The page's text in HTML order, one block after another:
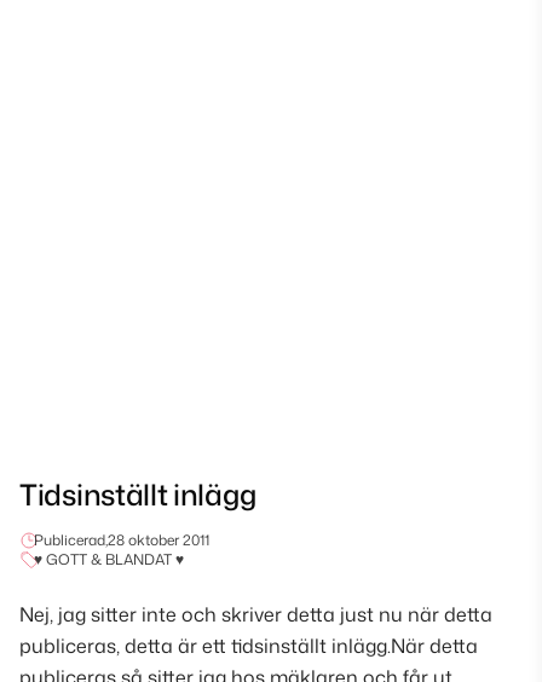
Tidsinställt inlägg
Publicerad,28 oktober 2011
♥ GOTT & BLANDAT ♥
Nej, jag sitter inte och skriver detta just nu när detta
publiceras, detta är ett tidsinställt inlägg.När detta